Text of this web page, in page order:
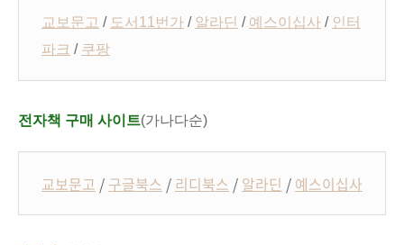
교보문고 / 도서11번가 / 알라딘 / 예스이십사 / 인터
파크 / 쿠팡
전자책 구매 사이트(가나다순)
교보문고 / 구글북스 / 리디북스 / 알라딘 / 예스이십사